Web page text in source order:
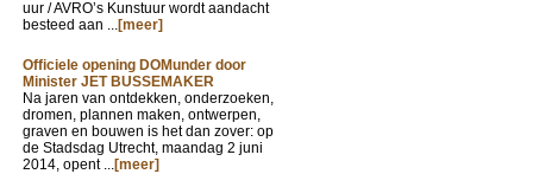
uur / AVRO’s Kunstuur wordt aandacht
besteed aan ...[meer]
Officiele opening DOMunder door
Minister JET BUSSEMAKER
Na jaren van ontdekken, onderzoeken,
dromen, plannen maken, ontwerpen,
graven en bouwen is het dan zover: op
de Stadsdag Utrecht, maandag 2 juni
2014, opent ...[meer]